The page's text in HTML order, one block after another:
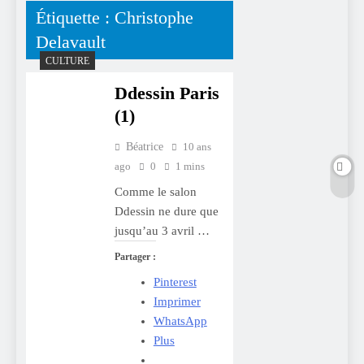
Étiquette : Christophe
Delavault
CULTURE
Ddessin Paris
(1)
Béatrice
10 ans
ago
0 1 mins
Comme le salon
Ddessin ne dure que
jusqu’au 3 avril …
Partager :
Pinterest
Imprimer
WhatsApp
Plus